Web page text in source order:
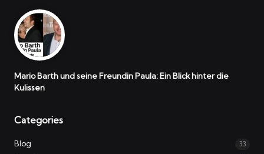
Mario Barth und seine Freundin Paula: Ein Blick hinter die
Kulissen
Categories
Blog 33